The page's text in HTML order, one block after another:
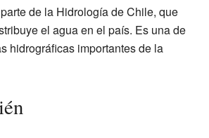
de la Hidrología de Chile, que
el agua en el país. Es una de
hidrográficas importantes de la